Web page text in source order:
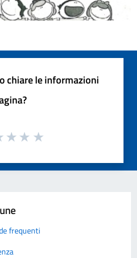
chiare le informazioni
frequenti